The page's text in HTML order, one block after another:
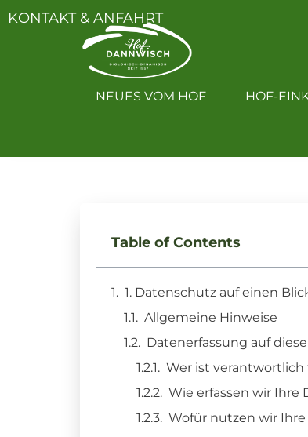
KONTAKT & ANFAHRT
NEUES VOM HOF HOF-
Table of Contents
1. Datenschutz auf einen
Allgemeine Hinweise
Datenerfassung auf
Wer ist verantwortlich
Wie erfassen wir Ihre
Wofür nutzen wir Ihre